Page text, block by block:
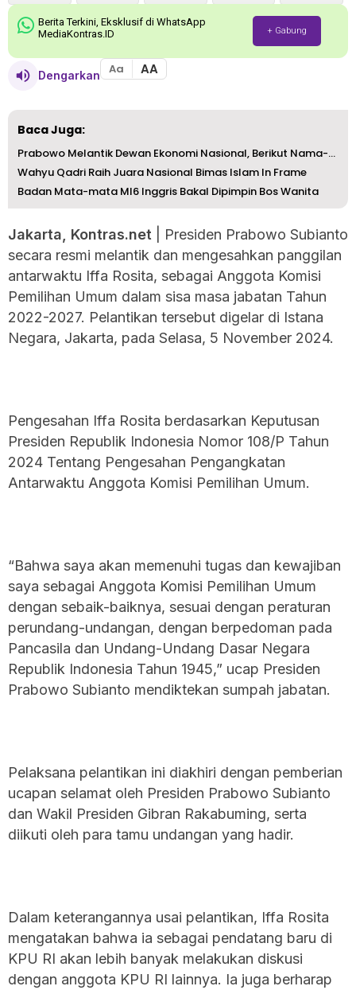
Berita Terkini, Eksklusif di WhatsApp
MediaKontras.ID
+ Gabung
Dengarkan Aa AA
Baca Juga:
Prabowo Melantik Dewan Ekonomi Nasional, Berikut Nama-nam...
Wahyu Qadri Raih Juara Nasional Bimas Islam In Frame
Badan Mata-mata MI6 Inggris Bakal Dipimpin Bos Wanita
Jakarta, Kontras.net | Presiden Prabowo Subianto
secara resmi melantik dan mengesahkan panggilan
antarwaktu Iffa Rosita, sebagai Anggota Komisi
Pemilihan Umum dalam sisa masa jabatan Tahun
2022-2027. Pelantikan tersebut digelar di Istana
Negara, Jakarta, pada Selasa, 5 November 2024.
Pengesahan Iffa Rosita berdasarkan Keputusan
Presiden Republik Indonesia Nomor 108/P Tahun
2024 Tentang Pengesahan Pengangkatan
Antarwaktu Anggota Komisi Pemilihan Umum.
“Bahwa saya akan memenuhi tugas dan kewajiban
saya sebagai Anggota Komisi Pemilihan Umum
dengan sebaik-baiknya, sesuai dengan peraturan
perundang-undangan, dengan berpedoman pada
Pancasila dan Undang-Undang Dasar Negara
Republik Indonesia Tahun 1945,” ucap Presiden
Prabowo Subianto mendiktekan sumpah jabatan.
Pelaksana pelantikan ini diakhiri dengan pemberian
ucapan selamat oleh Presiden Prabowo Subianto
dan Wakil Presiden Gibran Rakabuming, serta
diikuti oleh para tamu undangan yang hadir.
Dalam keterangannya usai pelantikan, Iffa Rosita
mengatakan bahwa ia sebagai pendatang baru di
KPU RI akan lebih banyak melakukan diskusi
dengan anggota KPU RI lainnya. Ia juga berharap